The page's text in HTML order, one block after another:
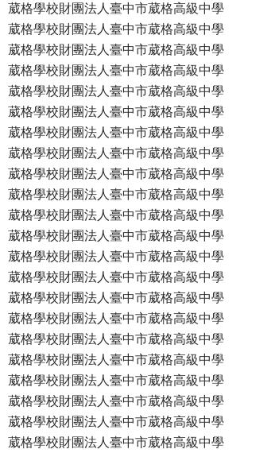
葳格學校財團法人臺中市葳格高級中學
葳格學校財團法人臺中市葳格高級中學
葳格學校財團法人臺中市葳格高級中學
葳格學校財團法人臺中市葳格高級中學
葳格學校財團法人臺中市葳格高級中學
葳格學校財團法人臺中市葳格高級中學
葳格學校財團法人臺中市葳格高級中學
葳格學校財團法人臺中市葳格高級中學
葳格學校財團法人臺中市葳格高級中學
葳格學校財團法人臺中市葳格高級中學
葳格學校財團法人臺中市葳格高級中學
葳格學校財團法人臺中市葳格高級中學
葳格學校財團法人臺中市葳格高級中學
葳格學校財團法人臺中市葳格高級中學
葳格學校財團法人臺中市葳格高級中學
葳格學校財團法人臺中市葳格高級中學
葳格學校財團法人臺中市葳格高級中學
葳格學校財團法人臺中市葳格高級中學
葳格學校財團法人臺中市葳格高級中學
葳格學校財團法人臺中市葳格高級中學
葳格學校財團法人臺中市葳格高級中學
葳格學校財團法人臺中市葳格高級中學